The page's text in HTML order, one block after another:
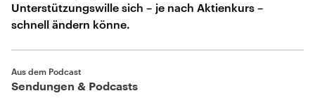
Unterstützungswille sich – je nach Aktienkurs –
schnell ändern könne.
Aus dem Podcast
Sendungen & Podcasts